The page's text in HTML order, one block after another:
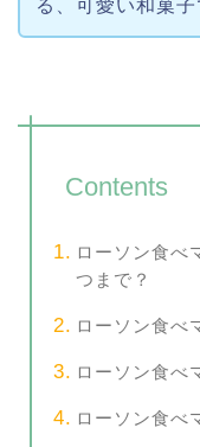
る、可愛い和菓子
Contents
ローソン食べ
つまで？
ローソン食べ
ローソン食べ
ローソン食べ